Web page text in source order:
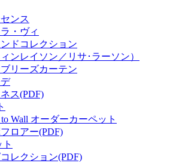
ンス
・ヴィ
ドコレクション
ィンレイソン／リサ･ラーソン）
リーズカーテン
ス(PDF)
Wall オーダーカーペット
ロアー(PDF)
レクション(PDF)